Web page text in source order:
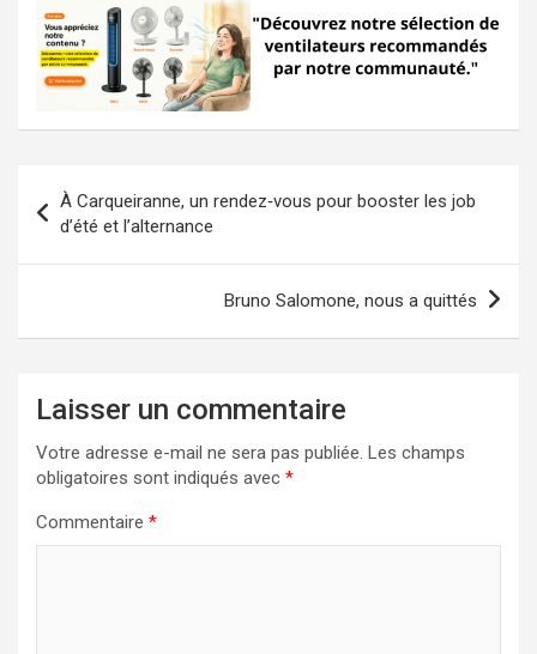
Navigation
de
l’article
À Carqueiranne, un rendez‑vous pour booster les job
d’été et l’alternance
Bruno Salomone, nous a quittés
Laisser un commentaire
Votre adresse e-mail ne sera pas publiée. Les champs
obligatoires sont indiqués avec *
Commentaire *